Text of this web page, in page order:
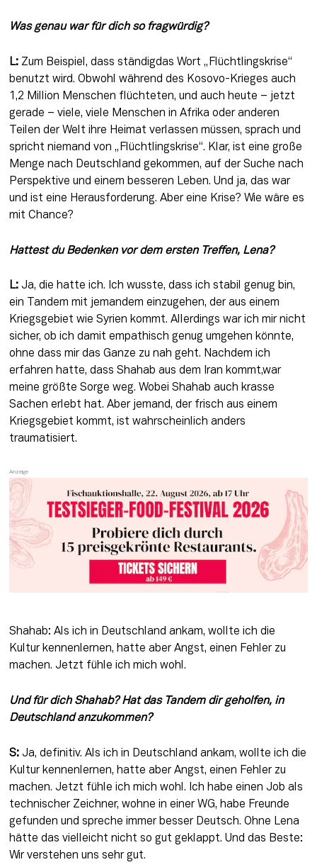
Was genau war für dich so fragwürdig?
L: Zum Beispiel, dass ständigdas Wort „Flüchtlingskrise“
benutzt wird. Obwohl während des Kosovo-Krieges auch
1,2 Million Menschen flüchteten, und auch heute – jetzt
gerade – viele, viele Menschen in Afrika oder anderen
Teilen der Welt ihre Heimat verlassen müssen, sprach und
spricht niemand von „Flüchtlingskrise“. Klar, ist eine große
Menge nach Deutschland gekommen, auf der Suche nach
Perspektive und einem besseren Leben. Und ja, das war
und ist eine Herausforderung. Aber eine Krise? Wie wäre es
mit Chance?
Hattest du Bedenken vor dem ersten Treffen, Lena?
L: Ja, die hatte ich. Ich wusste, dass ich stabil genug bin,
ein Tandem mit jemandem einzugehen, der aus einem
Kriegsgebiet wie Syrien kommt. Allerdings war ich mir nicht
sicher, ob ich damit empathisch genug umgehen könnte,
ohne dass mir das Ganze zu nah geht. Nachdem ich
erfahren hatte, dass Shahab aus dem Iran kommt,war
meine größte Sorge weg. Wobei Shahab auch krasse
Sachen erlebt hat. Aber jemand, der frisch aus einem
Kriegsgebiet kommt, ist wahrscheinlich anders
traumatisiert.
Shahab: Als ich in Deutschland ankam, wollte ich die
Kultur kennenlernen, hatte aber Angst, einen Fehler zu
machen. Jetzt fühle ich mich wohl.
Und für dich Shahab? Hat das Tandem dir geholfen, in
Deutschland anzukommen?
S: Ja, definitiv. Als ich in Deutschland ankam, wollte ich die
Kultur kennenlernen, hatte aber Angst, einen Fehler zu
machen. Jetzt fühle ich mich wohl. Ich habe einen Job als
technischer Zeichner, wohne in einer WG, habe Freunde
gefunden und spreche immer besser Deutsch. Ohne Lena
hätte das vielleicht nicht so gut geklappt. Und das Beste:
Wir verstehen uns sehr gut.